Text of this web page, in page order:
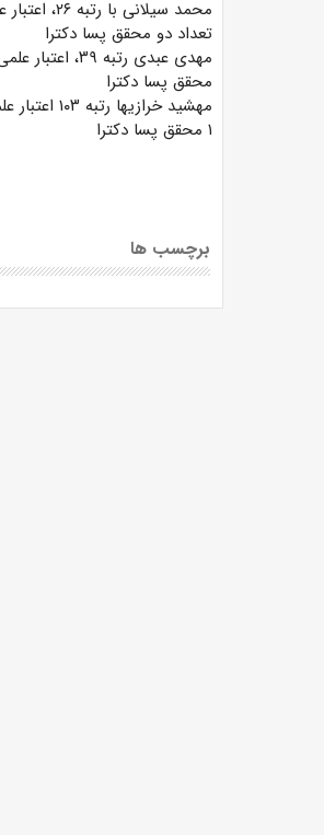
تعداد دو محقق پسا دکترا
محقق پسا دکترا
۱ محقق پسا دکترا
برچسب ها